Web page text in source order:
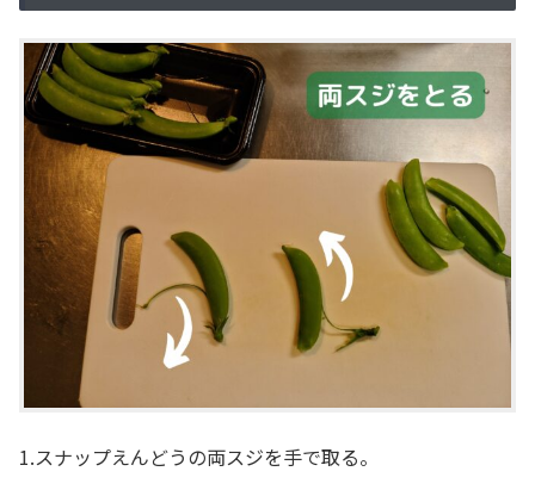
1.スナップえんどうの両スジを手で取る。